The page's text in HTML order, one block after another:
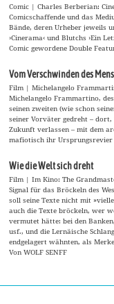
Comic | Charles Berberian:
Comicschaffende und das
Bände, deren Urheber jeweils
›Cinerama‹ und Blutchs ›Ein
Comic gewordene Double
Vom Verschwinden des
Film | Michelangelo
Michelangelo Frammartino,
seinen zweiten (wie schon
seiner Vorväter gedreht –
Zukunft verlassen – mit dem
mafiotisch ihr Ursprungsrevier
Wie die Welt sich dreht
Film | Im Kino: The
Signal für das Bröckeln des
soll seine Texte nicht mit
auch die Texte bröckeln, wer
vermutet hätte: bei den
usf., und die Lernäische
endgelagert wähnten, als
Von WOLF SENFF